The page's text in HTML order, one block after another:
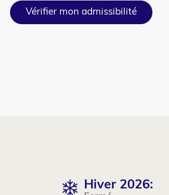
Vérifier mon admissibilité
Hiver 2026: